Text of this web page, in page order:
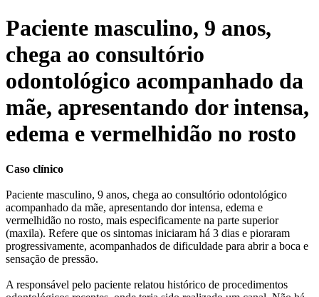
Paciente masculino, 9 anos,
chega ao consultório
odontológico acompanhado da
mãe, apresentando dor intensa,
edema e vermelhidão no rosto
Caso clínico
Paciente masculino, 9 anos, chega ao consultório odontológico
acompanhado da mãe, apresentando dor intensa, edema e
vermelhidão no rosto, mais especificamente na parte superior
(maxila). Refere que os sintomas iniciaram há 3 dias e pioraram
progressivamente, acompanhados de dificuldade para abrir a boca e
sensação de pressão.
A responsável pelo paciente relatou histórico de procedimentos